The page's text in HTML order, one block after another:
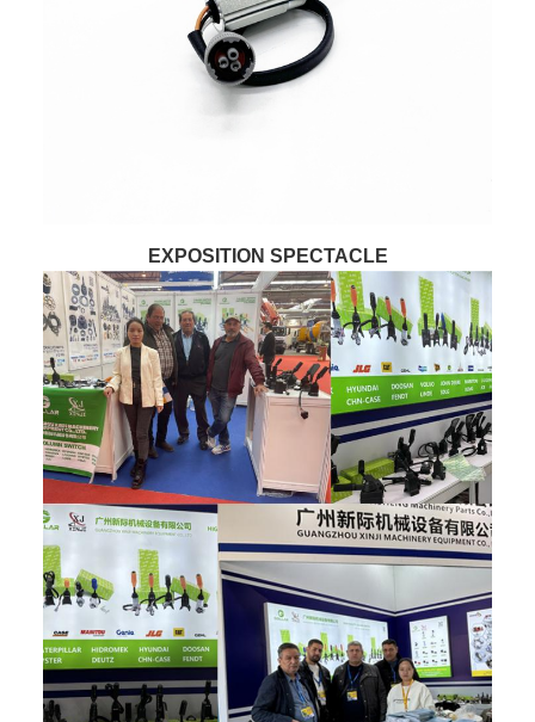
EXPOSITION SPECTACLE